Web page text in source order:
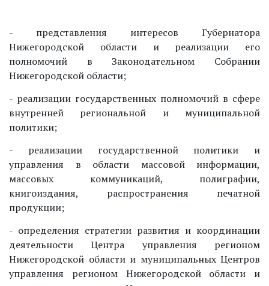
- представления интересов Губернатора
Нижегородской области и реализации его
полномочий в Законодательном Собрании
Нижегородской области;
- реализации государственных полномочий в сфере
внутренней региональной и муниципальной
политики;
- реализации государственной политики и
управления в области массовой информации,
массовых коммуникаций, полиграфии,
книгоиздания, распространения печатной
продукции;
- определения стратегии развития и координации
деятельности Центра управления регионом
Нижегородской области и муниципальных Центров
управления регионом Нижегородской области и